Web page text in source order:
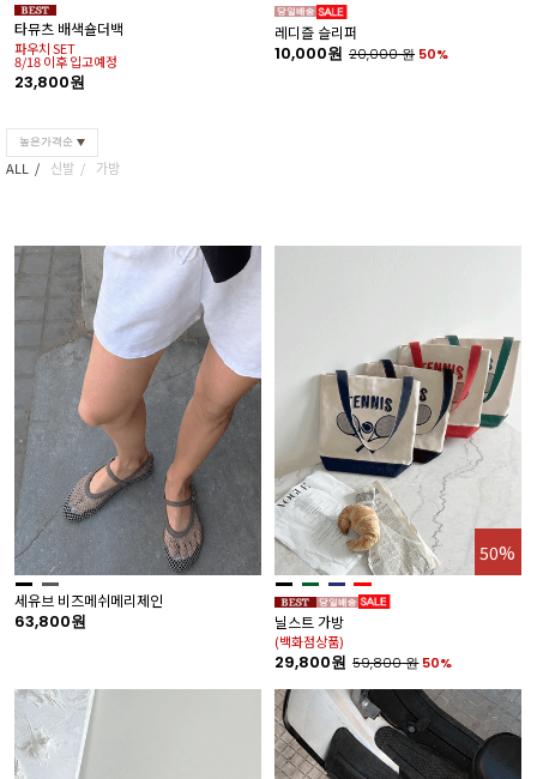
타뮤츠 배색숄더백
파우치 SET
8/18 이후 입고예정
23,800원
레디즐 슬리퍼
10,000원 20,000원 50%
높은가격순
ALL 신발 가방
세유브 비즈메쉬메리제인
63,800원
50%
닐스트 가방
(백화점상품)
29,800원 59,800원 50%